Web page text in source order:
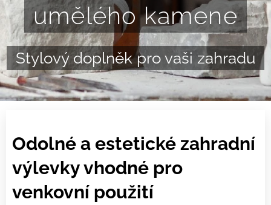
umělého kamene
Stylový doplněk pro vaši zahradu
Odolné a estetické zahradní
výlevky vhodné pro
venkovní použití